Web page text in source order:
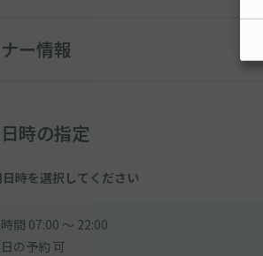
場には利用時間制限がございます。時間制
地料金
円(税込)
間サービス料金】
ーフ]
ー情報
時の指定
日時を選択してください
間 07:00 〜 22:00
の予約 可